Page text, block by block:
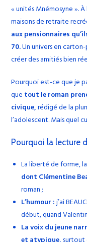
« unités Mnémosyne ».
maisons de retraite
aux pensionnaires
70.Un univers en
créer des amitiés bien
Pourquoi est-ce que je
que tout le roman
civique, rédigé de la
l’adolescent. Mais quel
Pourquoi la lecture
La liberté de forme,
dont Clémentine
roman ;
L’humour : j’ai
début, quand
La voix du jeune